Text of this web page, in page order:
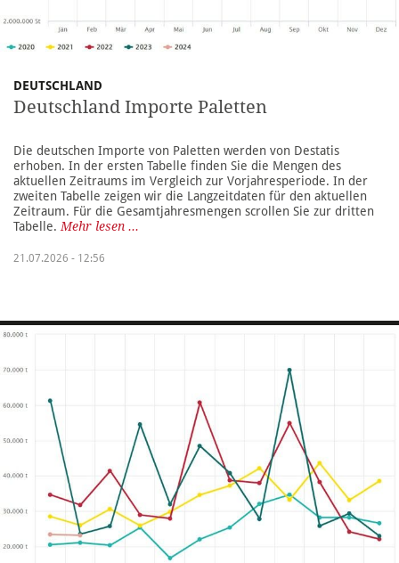
DEUTSCHLAND
Deutschland Importe Paletten
Die deutschen Importe von Paletten werden von Destatis
erhoben. In der ersten Tabelle finden Sie die Mengen des
aktuellen Zeitraums im Vergleich zur Vorjahresperiode. In der
zweiten Tabelle zeigen wir die Langzeitdaten für den aktuellen
Zeitraum. Für die Gesamtjahresmengen scrollen Sie zur dritten
Tabelle. Mehr lesen ...
21.07.2026 - 12:56